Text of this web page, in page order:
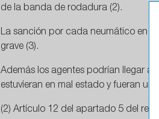
de la banda de rodadura (2).
La sanción por cada neumático en
grave (3).
Además los agentes podrían llegar a
estuvieran en mal estado y fueran
(2) Artículo 12 del apartado 5 del